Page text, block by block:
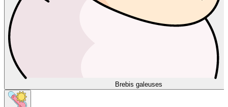
Brebis galeuses